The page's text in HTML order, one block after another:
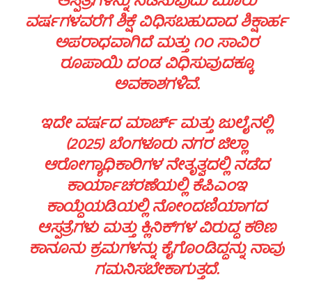
ವರ್ಷಗಳವರೆಗೆ ಶಿಕ್ಷೆ ವಿಧಿಸಬಹುದಾದ ಶಿಕ್ಷಾರ್ಹ
ಅಪರಾಧವಾಗಿದೆ ಮತ್ತು ೧೦ ಸಾವಿರ
ರೂಪಾಯಿ ದಂಡ ವಿಧಿಸುವುದಕ್ಕೂ
ಅವಕಾಶಗಳಿವೆ.
ಇದೇ ವರ್ಷದ ಮಾರ್ಚ್‌ ಮತ್ತು ಜುಲೈನಲ್ಲಿ
(2025) ಬೆಂಗಳೂರು ನಗರ ಜಿಲ್ಲಾ
ಆರೋಗ್ಯಾಧಿಕಾರಿಗಳ ನೇತೃತ್ವದಲ್ಲಿ ನಡೆದ
ಕಾರ್ಯಾಚರಣೆಯಲ್ಲಿ ಕೆಪಿಎಂಇ
ಕಾಯ್ದೆಯಡಿಯಲ್ಲಿ ನೋಂದಣಿಯಾಗದ
ಆಸ್ಪತ್ರೆಗಳು ಮತ್ತು ಕ್ಲಿನಿಕ್‌ಗಳ ವಿರುದ್ಧ ಕಠಿಣ
ಕಾನೂನು ಕ್ರಮಗಳನ್ನು ಕೈಗೊಂಡಿದ್ದನ್ನು ನಾವು
ಗಮನಿಸಬೇಕಾಗುತ್ತದೆ.